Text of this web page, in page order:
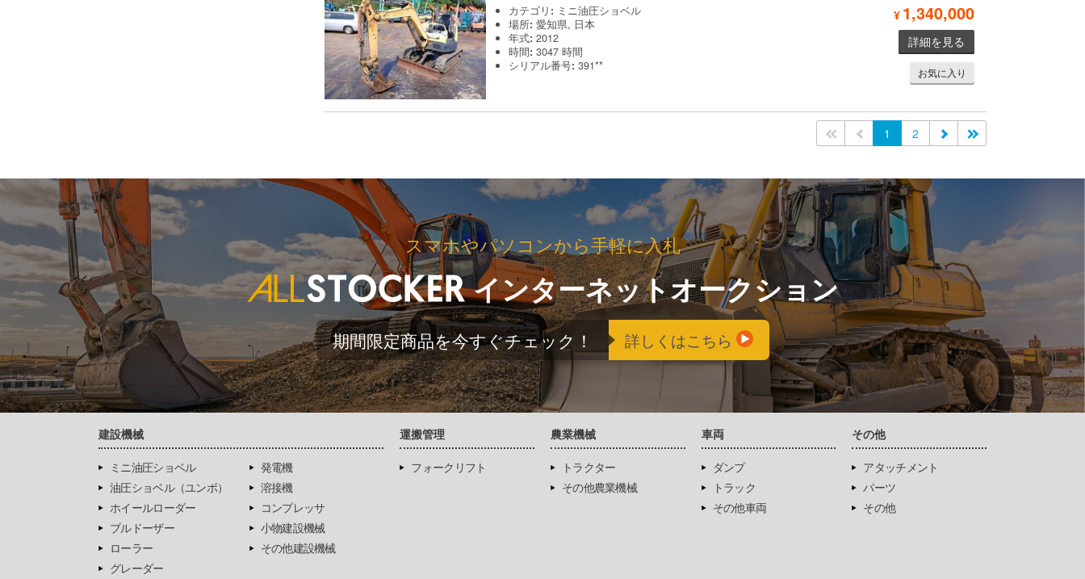
カテゴリ : ミニ油圧ショベル
場所: 愛知県, 日本
年式: 2012
時間: 3047 時間
シリアル番号: 391**
¥ 1,340,000
詳細を見る
お気に入り
<< 1 2
スマホやパソコンから手軽に入札
インターネットオークション
期間限定商品を今すぐチェック！ 詳しくはこちら
建設機械
ミニ油圧ショベル
油圧ショベル（ユンボ）
ホイールローダー
ブルドーザー
ローラー
グレーダー
発電機
溶接機
コンプレッサ
小物建設機械
その他建設機械
運搬管理
フォークリフト
農業機械
トラクター
その他農業機械
車両
ダンプ
トラック
その他車両
その他
アタッチメント
パーツ
その他